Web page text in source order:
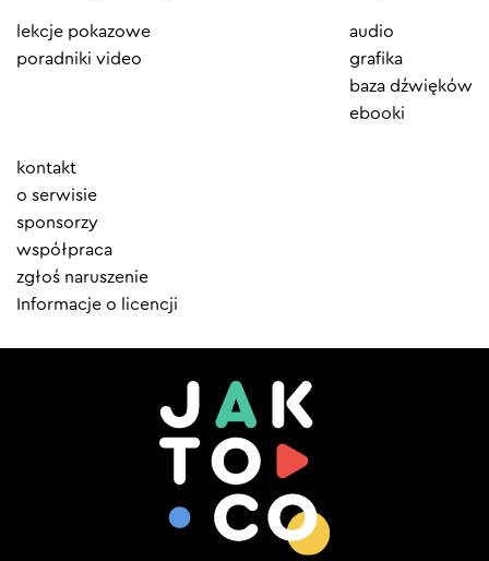
lekcje pokazowe
poradniki video
audio
grafika
baza dźwięków
ebooki
Element
menu
kontakt
o serwisie
sponsorzy
współpraca
zgłoś naruszenie
Informacje o licencji